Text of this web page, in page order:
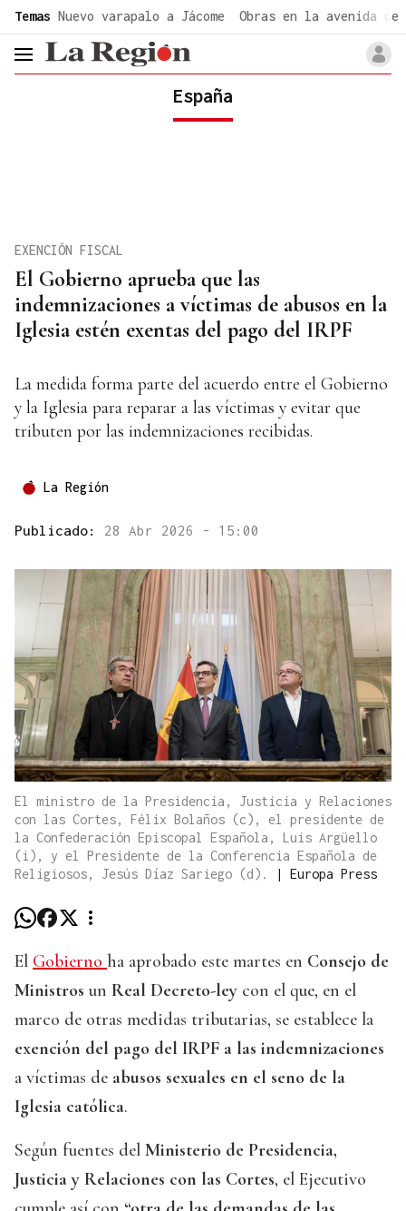
Temas Nuevo varapalo a Jácome Obras en la avenida de
header.menu.open
España
El Gobierno aprueba que las
indemnizaciones a víctimas de abusos en la
Iglesia estén exentas del pago del IRPF
EXENCIÓN FISCAL
La medida forma parte del acuerdo entre el Gobierno
y la Iglesia para reparar a las víctimas y evitar que
tributen por las indemnizaciones recibidas.
La Región
Publicado: 28 Abr 2026 - 15:00
El ministro de la Presidencia, Justicia y Relaciones
con las Cortes, Félix Bolaños (c), el presidente de
la Confederación Episcopal Española, Luis Argüello
(i), y el Presidente de la Conferencia Española de
Religiosos, Jesús Díaz Sariego (d).
| Europa Press
El Gobierno ha aprobado este martes en Consejo de
Ministros un Real Decreto-ley con el que, en el
marco de otras medidas tributarias, se establece la
exención del pago del IRPF a las indemnizaciones
a víctimas de abusos sexuales en el seno de la
Iglesia católica.
Según fuentes del Ministerio de Presidencia,
Justicia y Relaciones con las Cortes, el Ejecutivo